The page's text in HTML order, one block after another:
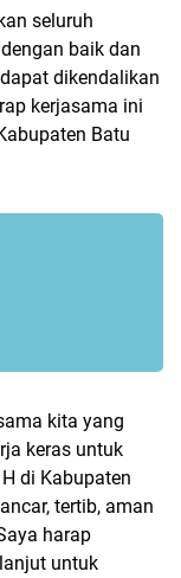
seluruh
baik dan
dikendalikan
kerjasama ini
Batu
kita yang
keras untuk
di Kabupaten
tertib, aman
harap
untuk